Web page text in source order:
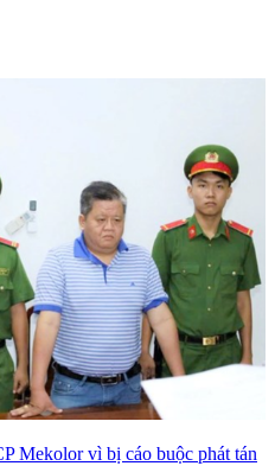
Mekolor vì bị cáo buộc phát tán